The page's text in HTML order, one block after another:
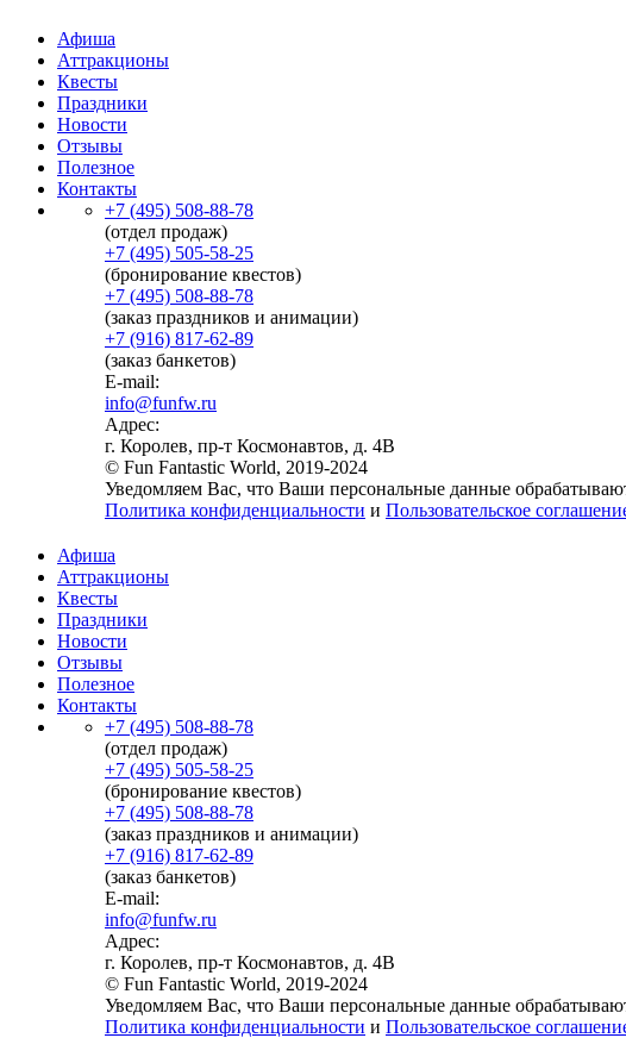
Афиша
Аттракционы
Квесты
Праздники
Новости
Отзывы
Полезное
Контакты
+7 (495) 508-88-78
(отдел продаж)
+7 (495) 505-58-25
(бронирование квестов)
+7 (495) 508-88-78
(заказ праздников и анимации)
+7 (916) 817-62-89
(заказ банкетов)
E-mail:
info@funfw.ru
Адрес:
г. Королев, пр-т Космонавтов, д. 4В
© Fun Fantastic World, 2019-2024
Уведомляем Вас, что Ваши персональные данные
Политика конфиденциальности и Пользовательское
Афиша
Аттракционы
Квесты
Праздники
Новости
Отзывы
Полезное
Контакты
+7 (495) 508-88-78
(отдел продаж)
+7 (495) 505-58-25
(бронирование квестов)
+7 (495) 508-88-78
(заказ праздников и анимации)
+7 (916) 817-62-89
(заказ банкетов)
E-mail:
info@funfw.ru
Адрес:
г. Королев, пр-т Космонавтов, д. 4В
© Fun Fantastic World, 2019-2024
Уведомляем Вас, что Ваши персональные данные
Политика конфиденциальности и Пользовательское